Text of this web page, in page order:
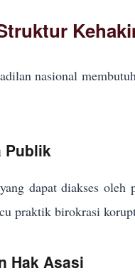
nasional
Publik
dapat diakses
praktik birokrasi
Hak Asasi